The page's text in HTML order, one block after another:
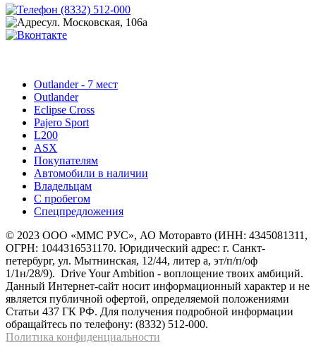
(8332) 512-000
ул. Московская, 106а
Outlander - 7 мест
Outlander
Eclipse Cross
Pajero Sport
L200
ASX
Покупателям
Автомобили в наличии
Владельцам
С пробегом
Спецпредложения
© 2023 ООО «ММС РУС», АО Моторавто (ИНН: 4345081311,
ОГРН: 1044316531170. Юридический адрес: г. Cанкт-
петербург, ул. Мытнинская, 12/44, литер а, эт/п/п/оф
1/1н/28/9). Drive Your Ambition - воплощение твоих амбиций.
Данный Интернет-сайт носит информационный характер и не
является публичной офертой, определяемой положениями
Статьи 437 ГК РФ. Для получения подробной информации
обращайтесь по телефону: (8332) 512-000.
Политика конфиденциальности